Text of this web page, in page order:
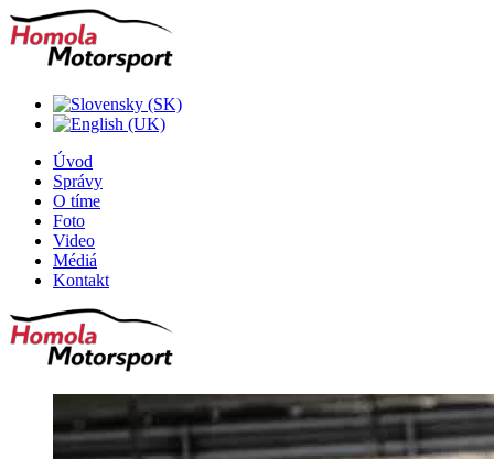
Úvod
Správy
O tíme
Foto
Video
Médiá
Kontakt